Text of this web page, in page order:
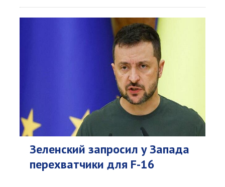
Зеленский запросил у Запада
перехватчики для F-16